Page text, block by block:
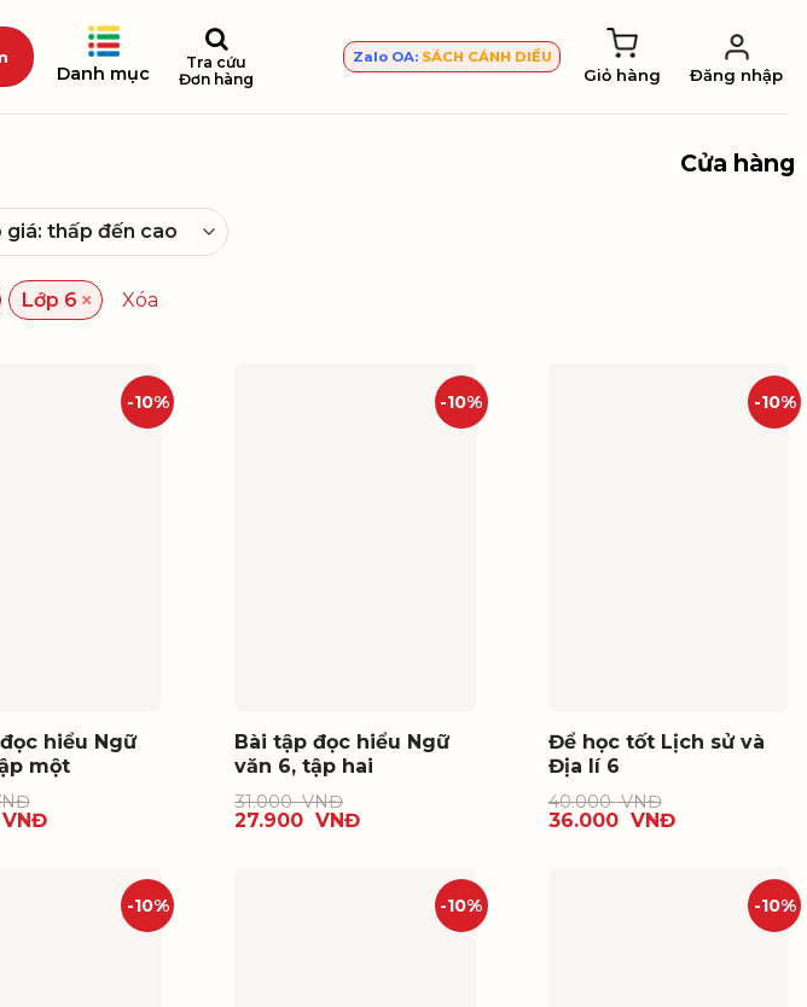
Danh mục
Tra cứu
Đơn hàng
Zalo OA: SÁCH CÁNH DIỀU
Giỏ hàng Đăng nhập
Cửa hàng
Lớp 6 × Xóa
-10%
hiểu Ngữ
một
VNĐ
-10%
Bài tập đọc hiểu Ngữ
văn 6, tập hai
31.000VNĐ
27.900 VNĐ
-10%
Để học tốt Lịch sử và
Địa lí 6
40.000VNĐ
36.000 VNĐ
-10% -10% -10%